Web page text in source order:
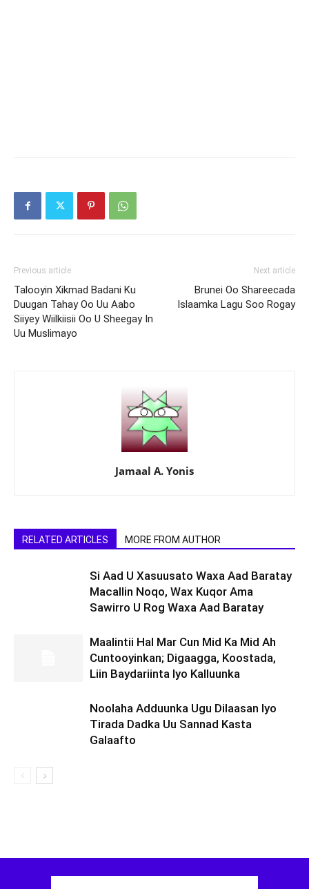
Previous article
Talooyin Xikmad Badani Ku
Duugan Tahay Oo Uu Aabo
Siiyey Wiilkiisii Oo U Sheegay In
Uu Muslimayo
Next article
Brunei Oo Shareecada
Islaamka Lagu Soo Rogay
Jamaal A. Yonis
RELATED ARTICLES MORE FROM AUTHOR
Si Aad U Xasuusato Waxa Aad Baratay
Macallin Noqo, Wax Kuqor Ama
Sawirro U Rog Waxa Aad Baratay
Maalintii Hal Mar Cun Mid Ka Mid Ah
Cuntooyinkan; Digaagga, Koostada,
Liin Baydariinta Iyo Kalluunka
Noolaha Adduunka Ugu Dilaasan Iyo
Tirada Dadka Uu Sannad Kasta
Galaafto